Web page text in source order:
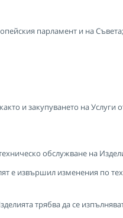
парламент и на Съвета;
и закупуването на Услуги
обслужване на
е извършил изменения по
трябва да се